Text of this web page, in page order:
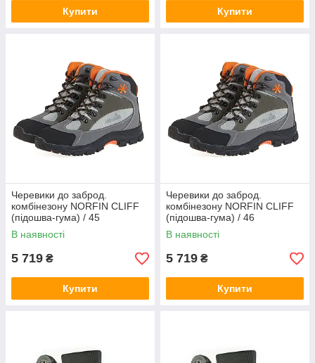
Купити Купити
Черевики до заброд.
комбінезону NORFIN CLIFF
(підошва-гума) / 45
В наявності
5 719 ₴
Купити
Черевики до заброд.
комбінезону NORFIN CLIFF
(підошва-гума) / 46
В наявності
5 719 ₴
Купити